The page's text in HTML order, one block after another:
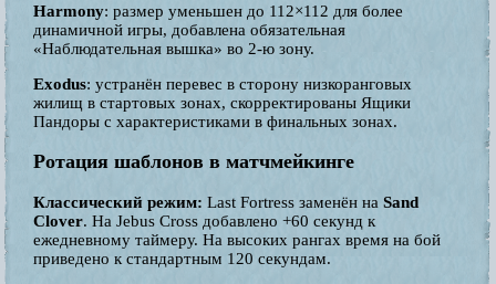
Harmony: размер уменьшен до 112×112 для более
динамичной игры, добавлена обязательная
«Наблюдательная вышка» во 2-ю зону.
Exodus: устранён перевес в сторону низкоранговых
жилищ в стартовых зонах, скорректированы Ящики
Пандоры с характеристиками в финальных зонах.
Ротация шаблонов в матчмейкинге
Классический режим: Last Fortress заменён на Sand
Clover. На Jebus Cross добавлено +60 секунд к
ежедневному таймеру. На высоких рангах время на бой
приведено к стандартным 120 секундам.